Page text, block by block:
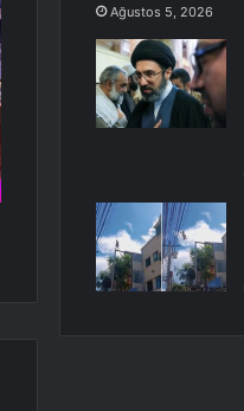
Ağustos 5, 2026